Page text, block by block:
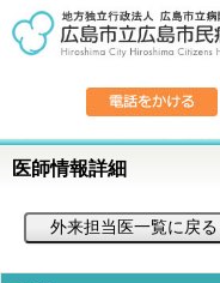
医師情報詳細